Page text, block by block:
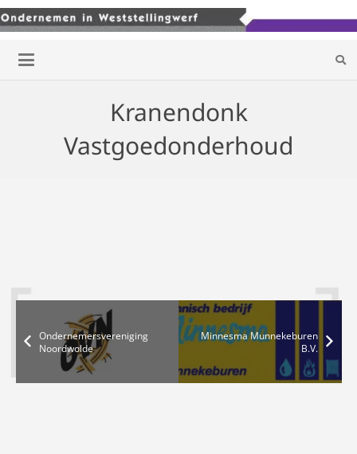
Kranendonk
Vastgoedonderhoud
Ondernemersvereniging
Noordwolde
Minnesma Munnekeburen
B.V.